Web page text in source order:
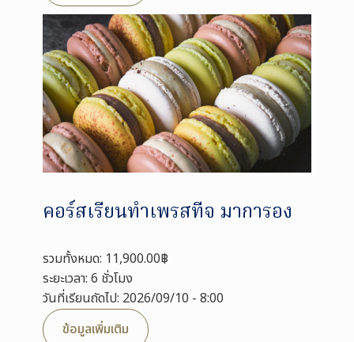
คอร์สเรียนทำเพรสทีจ มาการอง
รวมทั้งหมด: 11,900.00฿
ระยะเวลา: 6 ชั่วโมง
วันที่เรียนถัดไป: 2026/09/10 - 8:00
ข้อมูลเพิ่มเติม